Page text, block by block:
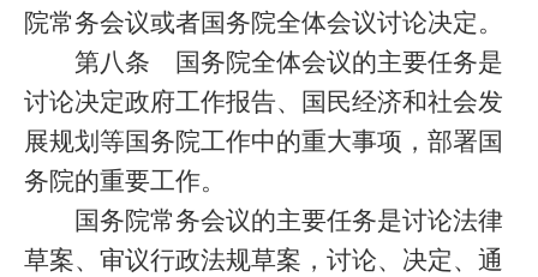
院常务会议或者国务院全体会议讨论决定。
第八条 国务院全体会议的主要任务是
讨论决定政府工作报告、国民经济和社会发
展规划等国务院工作中的重大事项，部署国
务院的重要工作。
国务院常务会议的主要任务是讨论法律
草案、审议行政法规草案，讨论、决定、通